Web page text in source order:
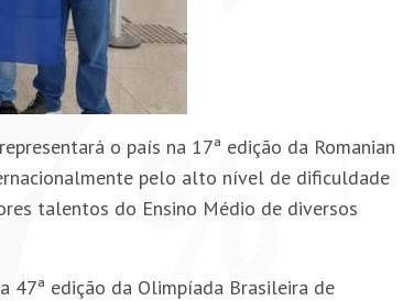
o país na 17ª edição da Romanian
pelo alto nível de dificuldade
talentos do Ensino Médio de diversos
47ª edição da Olimpíada Brasileira de